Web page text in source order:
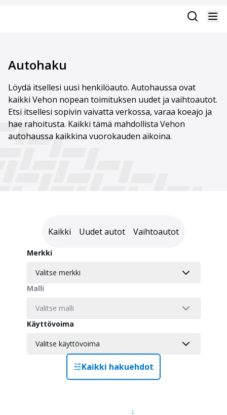
Autohaku
Löydä itsellesi uusi henkilöauto. Autohaussa ovat
kaikki Vehon nopean toimituksen uudet ja vaihtoautot.
Etsi itsellesi sopivin vaivatta verkossa, varaa koeajo ja
hae rahoitusta. Kaikki tämä mahdollista Vehon
autohaussa kaikkina vuorokauden aikoina.
Kaikki Uudet autot Vaihtoautot
Merkki
Valitse merkki
Malli
Valitse malli
Käyttövoima
Valitse käyttövoima
Kaikki hakuehdot